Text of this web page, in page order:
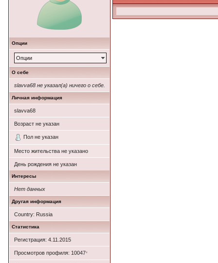
Опции
Опции
О себе
slavva68 не указал(а) ничего о себе.
Личная информация
slavva68
Возраст не указан
Пол не указан
Место жительства не указано
День рождения не указан
Интересы
Нет данных
Другая информация
Country: Russia
Статистика
Регистрация: 4.11.2015
Просмотров профиля: 10047*